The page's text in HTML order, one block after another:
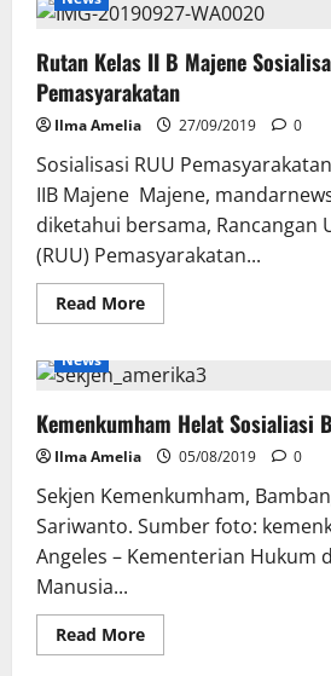
Mamuju
Hentikan
Pilkada
untuk
Cegah
Covid-
19
Rutan Kelas II B Majene
Pemasyarakatan
Ilma Amelia 27/09/2019 0
Sosialisasi RUU
IIB Majene Majene,
diketahui bersama, Rancangan
(RUU) Pemasyarakatan...
Read MoreRead
more
Kelas
II
Majene
Sosialisasi
RUU
News
Kemenkumham Helat Sosialiasi
Ilma Amelia 05/08/2019 0
Sekjen Kemenkumham,
Sariwanto. Sumber foto:
Angeles – Kementerian Hukum
Manusia...
Read MoreRead
more